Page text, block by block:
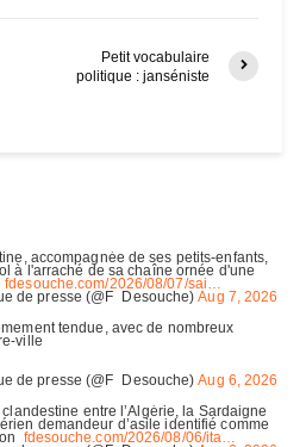
Petit vocabulaire
politique : janséniste